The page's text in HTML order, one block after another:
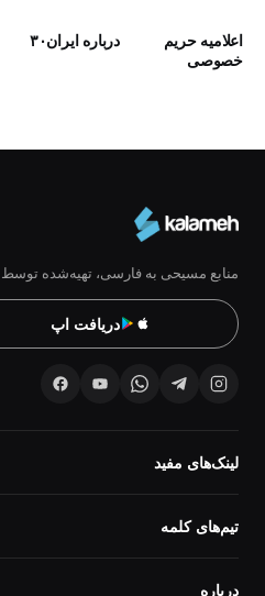
اعلامیه حریم
خصوصی
درباره ایران۳۰
منابع مسیحی به فارسی، تهیه‌شده توسط
دریافت اپ
لینک‌های مفید
تیم‌های کلمه
درباره